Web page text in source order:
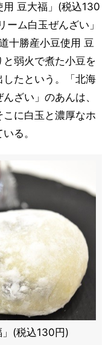
用 豆大福」(税込130
ム白玉ぜんざい」
十勝産小豆使用 豆
弱火で煮た小豆を
たという。「北海
ざい」のあんは、
に白玉と濃厚なホ
る。
」(税込130円)